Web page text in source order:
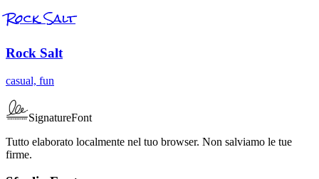
Rock Salt
Rock Salt
casual, fun
SignatureFont
Tutto elaborato localmente nel tuo browser. Non salviamo le tue
firme.